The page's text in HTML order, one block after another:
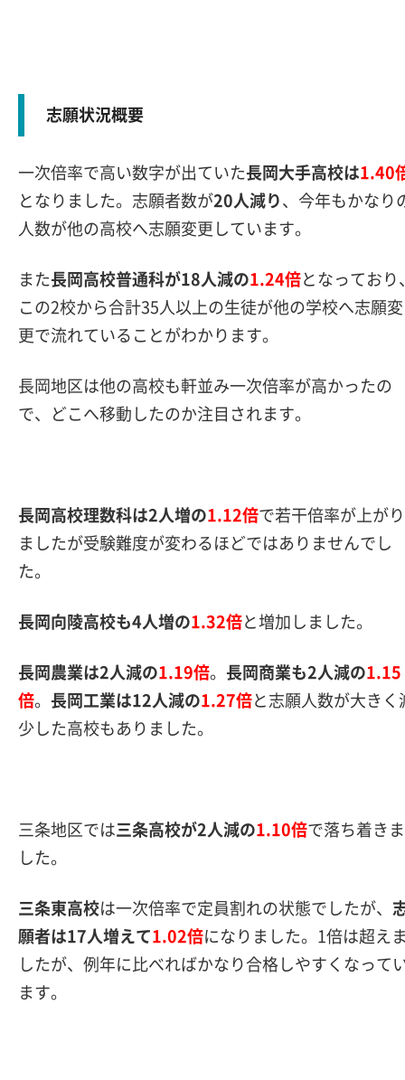
志願状況概要
一次倍率で高い数字が出ていた長岡大手高校は1.40
となりました。志願者数が20人減り 、今年もかなり
人数が他の高校へ志願変更しています。
また長岡高校普通科が18人減の1.24倍となっており
この2校から合計35人以上の生徒が他の学校へ志願変
更で流れていることがわかります。
長岡地区は他の高校も軒並み一次倍率が高かったの
で、どこへ移動したのか注目されます。
長岡高校理数科は2人増の1.12倍で若干倍率が上がり
ましたが受験難度が変わるほどではありませんでし
た。
長岡向陵高校も4人増の1.32倍と増加しました。
長岡農業は2人減の1.19倍。 長岡商業も2人減の1.15
倍。 長岡工業は12人減の1.27倍と志願人数が大きく
少した高校もありました。
三条地区では三条高校が2人減の1.10倍で落ち着きま
した。
三条東高校は一次倍率で定員割れの状態でしたが、
願者は17人増えて 1.02倍になりました。1倍は超え
したが、例年に比べればかなり合格しやすくなって
ます。